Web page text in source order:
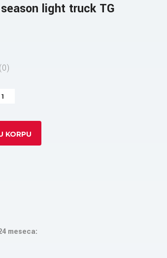
light truck TG
1
meseca: